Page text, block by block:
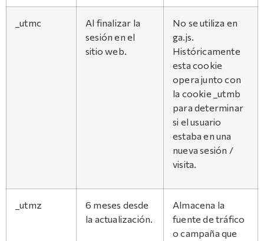
_utmc
Al finalizar la
sesión en el
sitio web.
No se utiliza en
ga.js.
Históricamente
esta cookie
opera junto con
la cookie _utmb
para determinar
si el usuario
estaba en una
nueva sesión /
visita.
_utmz
6 meses desde
la actualización.
Almacena la
fuente de tráfico
o campaña que